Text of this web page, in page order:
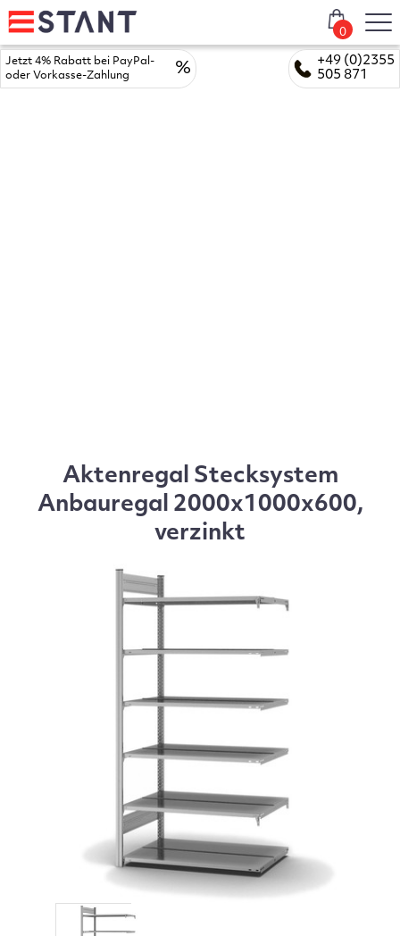
+49 (0)2355
505 871
Jetzt 4% Rabatt bei PayPal-
oder Vorkasse-Zahlung
%
0
Aktenregal Stecksystem
Anbauregal 2000x1000x600,
verzinkt